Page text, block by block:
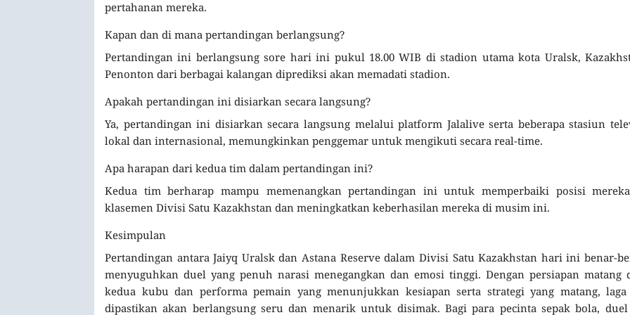
pertahanan mereka.
Kapan dan di mana pertandingan berlangsung?
Pertandingan ini berlangsung sore hari ini pukul 18.00 WIB di stadion utama kota Uralsk,
Penonton dari berbagai kalangan diprediksi akan memadati stadion.
Apakah pertandingan ini disiarkan secara langsung?
Ya, pertandingan ini disiarkan secara langsung melalui platform Jalalive serta beberapa stasiun
lokal dan internasional, memungkinkan penggemar untuk mengikuti secara real-time.
Apa harapan dari kedua tim dalam pertandingan ini?
Kedua tim berharap mampu memenangkan pertandingan ini untuk memperbaiki posisi
klasemen Divisi Satu Kazakhstan dan meningkatkan keberhasilan mereka di musim ini.
Kesimpulan
Pertandingan antara Jaiyq Uralsk dan Astana Reserve dalam Divisi Satu Kazakhstan hari ini benar-
menyuguhkan duel yang penuh narasi menegangkan dan emosi tinggi. Dengan persiapan matang
kedua kubu dan performa pemain yang menunjukkan kesiapan serta strategi yang matang,
dipastikan akan berlangsung seru dan menarik untuk disimak. Bagi para pecinta sepak bola,